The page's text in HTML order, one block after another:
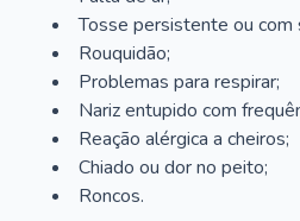
Tosse persistente ou com
Rouquidão;
Problemas para respirar;
Nariz entupido com
Reação alérgica a cheiros;
Chiado ou dor no peito;
Roncos.